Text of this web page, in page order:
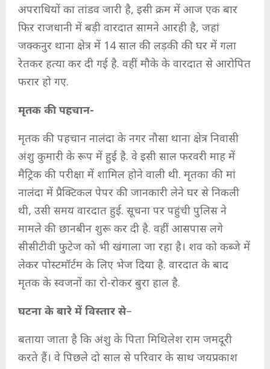
अपराधियों का तांडव जारी है, इसी क्रम में आज एक बार
फिर राजधानी में बड़ी वारदात सामने आरही है, जहां
जक्कनुर थाना क्षेत्र में 14 साल की लड़की की घर में गला
रेतकर हत्या कर दी गई है. वहीं मौके के वारदात से आरोपित
फरार हो गए.
मृतक की पहचान-
मृतक की पहचान नालंदा के नगर नौसा थाना क्षेत्र निवासी
अंशु कुमारी के रूप में हुई है. वे इसी साल फरवरी माह में
मैट्रिक की परीक्षा में शामिल होने वाली थी. मृतका की मां
नालंदा में प्रैक्टिकल पेपर की जानकारी लेने घर से निकली
थी, उसी समय वारदात हुई. सूचना पर पहुंची पुलिस ने
मामले की छानबीन शुरू कर दी है. वहीं आसपास लगे
सीसीटीवी फुटेज को भी खंगाला जा रहा है। शव को कब्जे में
लेकर पोस्टमॉर्टम के लिए भेज दिया है. वारदात के बाद
मृतक के स्वजनों का रो-रोकर बुरा हाल है.
घटना के बारे में विस्तार से–
बताया जाता है कि अंशु के पिता मिथिलेश राम जमदूरी
करते हैं। वे पिछले दो साल से परिवार के साथ जयप्रकाश